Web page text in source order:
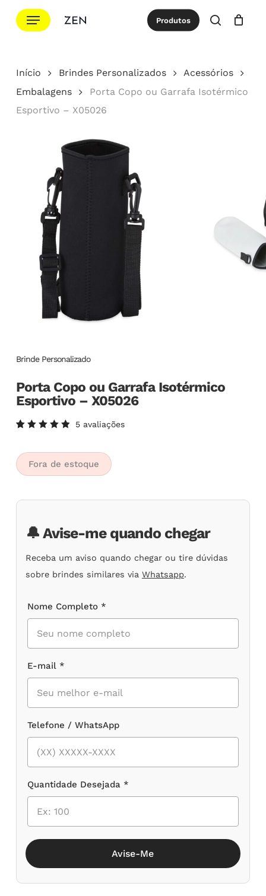
para
principal
Menu Produtos
procurar
Cotação Close
Início Brindes Personalizados
Acessórios
Embalagens
Porta Copo ou Garrafa Isotérmico
Esportivo – X05026
Brinde Personalizado
Porta Copo ou Garrafa Isotérmico
Esportivo – X05026
5.00de
5, com
baseado
em
clientes
5avaliações
Fora de estoque
🔔 Avise-me quando chegar
Receba um aviso quando chegar ou tire dúvidas
sobre brindes similares via Whatsapp.
Nome Completo *
E-mail *
Telefone / WhatsApp
Quantidade Desejada *
Avise-Me